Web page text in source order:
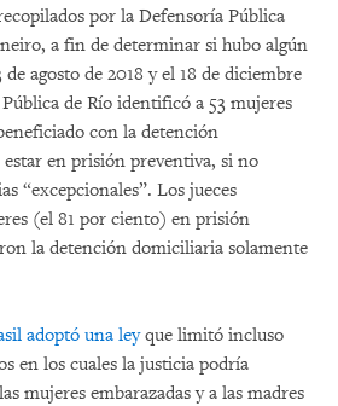
por la Defensoría Pública
a fin de determinar si hubo algún
agosto de 2018 y el 18 de diciembre
de Río identificó a 53 mujeres
con la detención
en prisión preventiva, si no
“excepcionales”. Los jueces
(el 81 por ciento) en prisión
la detención domiciliaria solamente
adoptó una leyque limitó incluso
en los cuales la justicia podría
mujeres embarazadas y a las madres